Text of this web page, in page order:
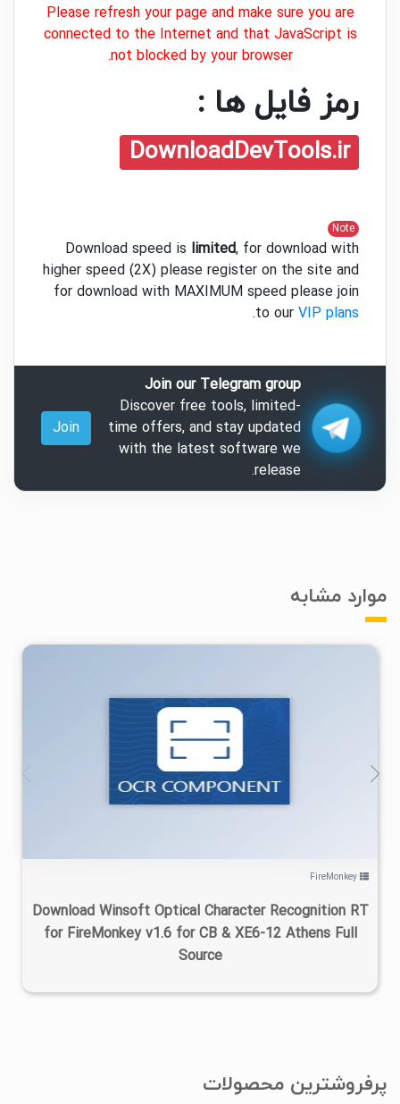
Please refresh your page and make sure you are
connected to the Internet and that JavaScript is
not blocked by your browser.
رمز فایل ها :
DownloadDevTools.ir
Note
Download speed is limited, for download with
higher speed (2X) please register on the site and
for download with MAXIMUM speed please join
to our VIP plans
.
Join our Telegram group
Discover free tools, limited-
time offers, and stay updated
with the latest software we
release.
Join
موارد مشابه
۱۴۰۳/۰۵/۲۱ ۲
FireMonkey
Download Winsoft Optical Character Recognition RT
for FireMonkey v1.6 for CB & XE6-12 Athens Full
Source
پرفروشترین محصولات